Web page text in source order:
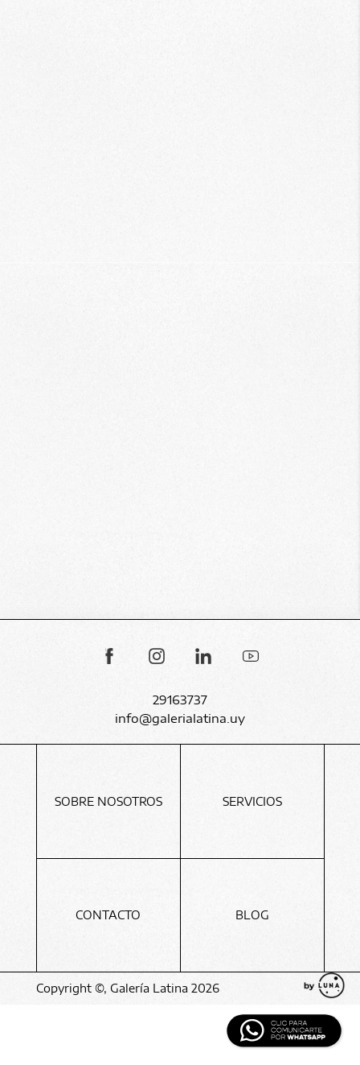
29163737
info@galerialatina.uy
SOBRE NOSOTROS SERVICIOS
CONTACTO BLOG
Copyright ©, Galería Latina 2026